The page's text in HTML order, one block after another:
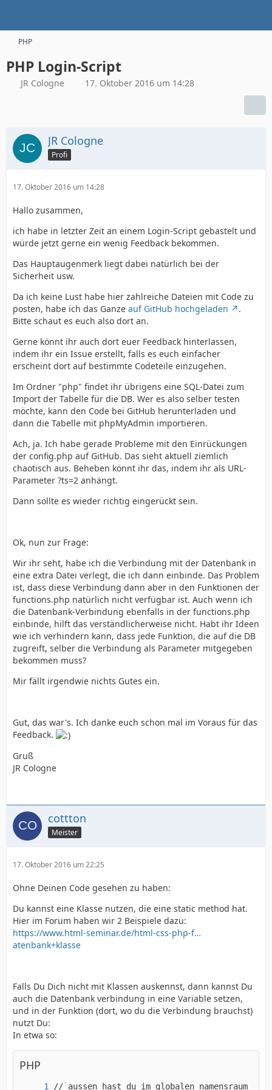
PHP
PHP Login-Script
JR Cologne 17. Oktober 2016 um 14:28
JR Cologne
Profi
17. Oktober 2016 um 14:28
Hallo zusammen,
ich habe in letzter Zeit an einem Login-Script gebastelt und
würde jetzt gerne ein wenig Feedback bekommen.
Das Hauptaugenmerk liegt dabei natürlich bei der
Sicherheit usw.
Da ich keine Lust habe hier zahlreiche Dateien mit Code zu
posten, habe ich das Ganze auf GitHub hochgeladen
.
Bitte schaut es euch also dort an.
Gerne könnt ihr auch dort euer Feedback hinterlassen,
indem ihr ein Issue erstellt, falls es euch einfacher
erscheint dort auf bestimmte Codeteile einzugehen.
Im Ordner "php" findet ihr übrigens eine SQL-Datei zum
Import der Tabelle für die DB. Wer es also selber testen
möchte, kann den Code bei GitHub herunterladen und
dann die Tabelle mit phpMyAdmin importieren.
Ach, ja. Ich habe gerade Probleme mit den Einrückungen
der config.php auf GitHub. Das sieht aktuell ziemlich
chaotisch aus. Beheben könnt ihr das, indem ihr als URL-
Parameter ?ts=2 anhängt.
Dann sollte es wieder richtig eingerückt sein.
Ok, nun zur Frage:
Wir ihr seht, habe ich die Verbindung mit der Datenbank in
eine extra Datei verlegt, die ich dann einbinde. Das Problem
ist, dass diese Verbindung dann aber in den Funktionen der
functions.php natürlich nicht verfügbar ist. Auch wenn ich
die Datenbank-Verbindung ebenfalls in der functions.php
einbinde, hilft das verständlicherweise nicht. Habt ihr Ideen
wie ich verhindern kann, dass jede Funktion, die auf die DB
zugreift, selber die Verbindung als Parameter mitgegeben
bekommen muss?
Mir fällt irgendwie nichts Gutes ein.
Gut, das war's. Ich danke euch schon mal im Voraus für das
Feedback.
Gruß
JR Cologne
cottton
Meister
17. Oktober 2016 um 22:25
Ohne Deinen Code gesehen zu haben:
Du kannst eine Klasse nutzen, die eine static method hat.
Hier im Forum haben wir 2 Beispiele dazu:
https://www.html-seminar.de/html-css-php-f…
atenbank+klasse
Falls Du Dich nicht mit Klassen auskennst, dann kannst Du
auch die Datenbank verbindung in eine Variable setzen,
und in der Funktion (dort, wo du die Verbindung brauchst)
nutzt Du:
In etwa so:
PHP